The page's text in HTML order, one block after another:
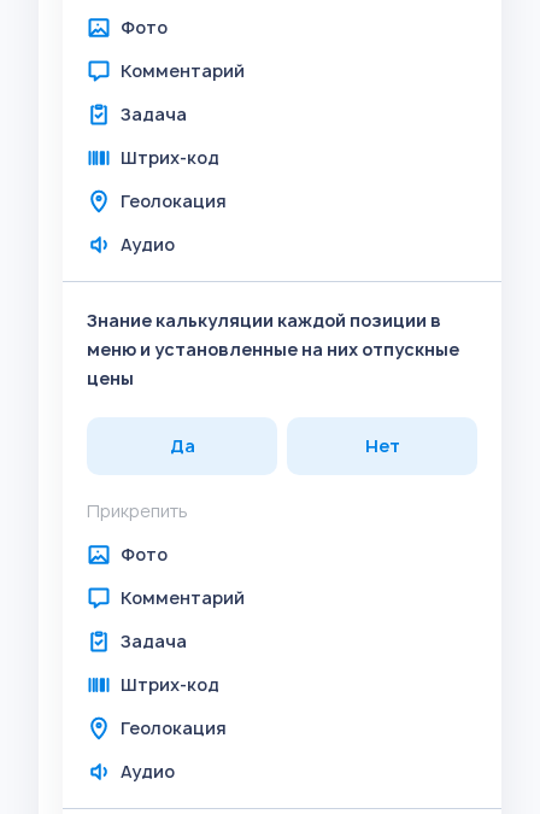
Фото
Комментарий
Задача
Штрих-код
Геолокация
Аудио
Знание калькуляции каждой позиции в
меню и установленные на них отпускные
цены
Да Нет
Прикрепить
Фото
Комментарий
Задача
Штрих-код
Геолокация
Аудио